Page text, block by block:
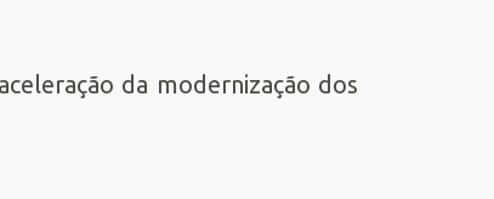
da modernização dos